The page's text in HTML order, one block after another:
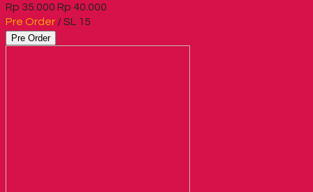
Rp 35.000 Rp 40.000
Pre Order / SL 15
Pre Order